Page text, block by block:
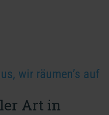
wir räumen’s auf
Art in